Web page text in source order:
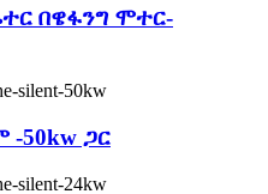
በዌፋንግ ሞተር-
50kw ጋር